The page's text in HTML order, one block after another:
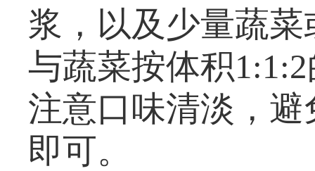
浆，以及少量蔬
与蔬菜按体积
注意口味清淡，
即可。